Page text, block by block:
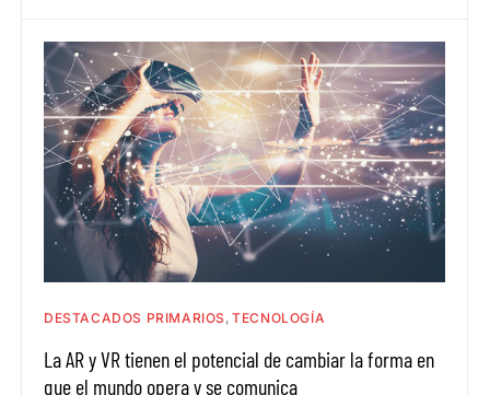
DESTACADOS PRIMARIOS TECNOLOGÍA
La AR y VR tienen el potencial de cambiar la forma en
que el mundo opera y se comunica